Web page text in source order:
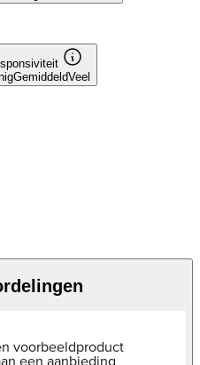
GemiddeldVeel
voorbeeldproduct
een aanbieding